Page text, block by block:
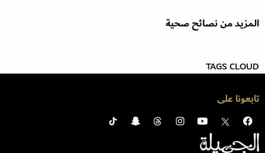
المزيد من نصائح صحية
TAGS CLOUD
تابعونا على